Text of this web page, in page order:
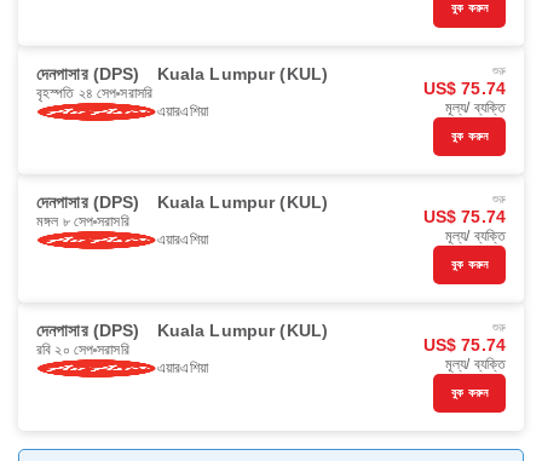
বুক করুন
দেনপাসার (DPS) Kuala Lumpur (KUL)
বৃহস্পতি ২৪ সেপ সরাসরি
এয়ারএশিয়া
শুরু
US$ 75.74
মূল্য/ ব্যক্তি
বুক করুন
দেনপাসার (DPS) Kuala Lumpur (KUL)
মঙ্গল ৮ সেপ সরাসরি
এয়ারএশিয়া
শুরু
US$ 75.74
মূল্য/ ব্যক্তি
বুক করুন
দেনপাসার (DPS) Kuala Lumpur (KUL)
রবি ২০ সেপ সরাসরি
এয়ারএশিয়া
শুরু
US$ 75.74
মূল্য/ ব্যক্তি
বুক করুন